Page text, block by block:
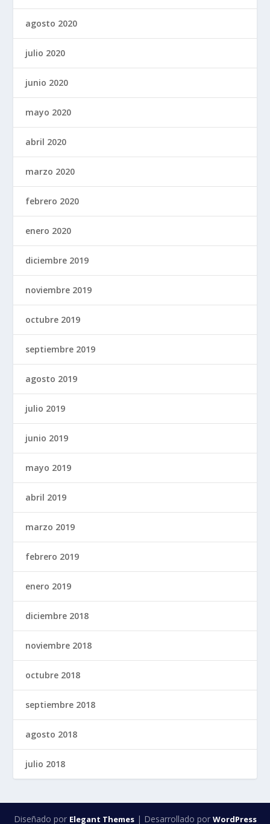
agosto 2020
julio 2020
junio 2020
mayo 2020
abril 2020
marzo 2020
febrero 2020
enero 2020
diciembre 2019
noviembre 2019
octubre 2019
septiembre 2019
agosto 2019
julio 2019
junio 2019
mayo 2019
abril 2019
marzo 2019
febrero 2019
enero 2019
diciembre 2018
noviembre 2018
octubre 2018
septiembre 2018
agosto 2018
julio 2018
Diseñado por Elegant Themes| Desarrollado por WordPress